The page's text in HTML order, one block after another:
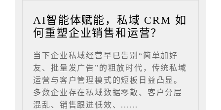
AI智能体赋能，私域 CRM 如
何重塑企业销售和运营？
当下企业私域经营早已告别“简单加好
友、批量发广告”的粗放时代，传统私域
运营与客户管理模式的短板日益凸显。
多数企业存在私域数据零散、客户分层
混乱、销售跟进低效、......